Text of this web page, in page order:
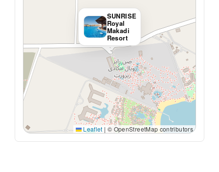
SUNRISE
Royal
Makadi
Resort
Leaflet|© OpenStreetMap contributors